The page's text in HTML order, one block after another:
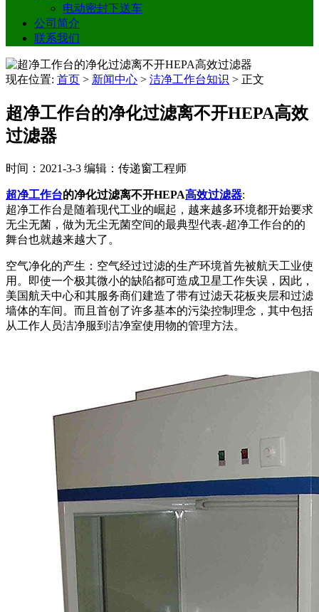
电动密封下送车
公司简介
联系我们
现在位置: 首页 > 新闻中心 > 洁净工作台知识 > 正文
超净工作台的净化过滤离不开HEPA高效
过滤器
时间：2021-3-3 编辑：传递窗工程师
超净工作台的净化过滤离不开HEPA高效过滤器:
超净工作台是随着现代工业的崛起，越来越多环境都开始要求
无尘无菌，做为无尘无菌空间的最典型代表-超净工作台的的
舞台也就越来越大了。
空气净化的产生：空气经过过滤的生产环境首先被航天工业使
用。即使一个极其微小的缺陷都可造成卫星工作失误，因此，
美国航天中心和其服务商们建造了带有过滤天花板夹层和过滤
墙体的车间。而且首创了许多基本的污染控制理念，其中包括
从工作人员洁净服到洁净室使用物的管理方法。